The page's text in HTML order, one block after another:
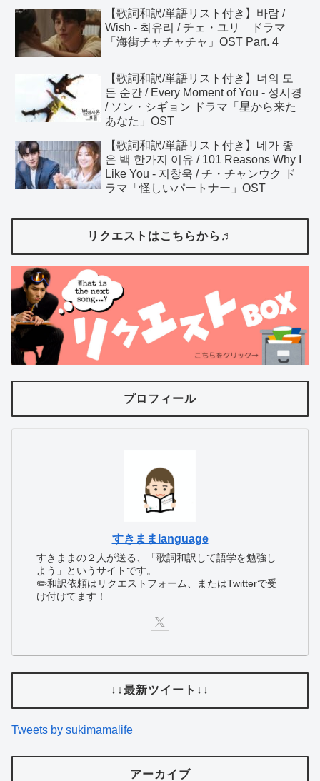
【歌詞和訳/単語リスト付き】바람 /
Wish - 최유리 / チェ・ユリ ドラマ
「海街チャチャチャ」OST Part. 4
【歌詞和訳/単語リスト付き】너의 모
든 순간 / Every Moment of You - 성시경
/ ソン・シギョン ドラマ「星から来た
あなた」OST
【歌詞和訳/単語リスト付き】네가 좋
은 백 한가지 이유 / 101 Reasons Why I
Like You - 지창욱 / チ・チャンウク ド
ラマ「怪しいパートナー」OST
リクエストはこちらから♬
プロフィール
すきままlanguage
すきままの２人が送る、「歌詞和訳して語学を勉強し
よう」というサイトです。
✏️和訳依頼はリクエストフォーム、またはTwitterで受
け付けてます！
↓↓最新ツイート↓↓
Tweets by sukimamalife
アーカイブ